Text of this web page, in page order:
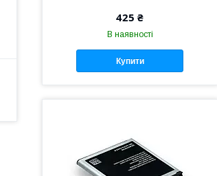
425 ₴
В наявності
Купити